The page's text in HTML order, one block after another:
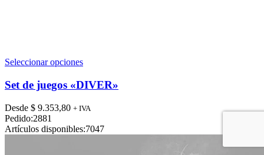
Seleccionar opcionesEste
tiene
múltiples
variantes.
Las
opciones
se
Set de juegos «DIVER»
Desde $ 9.353,80 + IVA
Pedido:2881
Artículos disponibles:7047